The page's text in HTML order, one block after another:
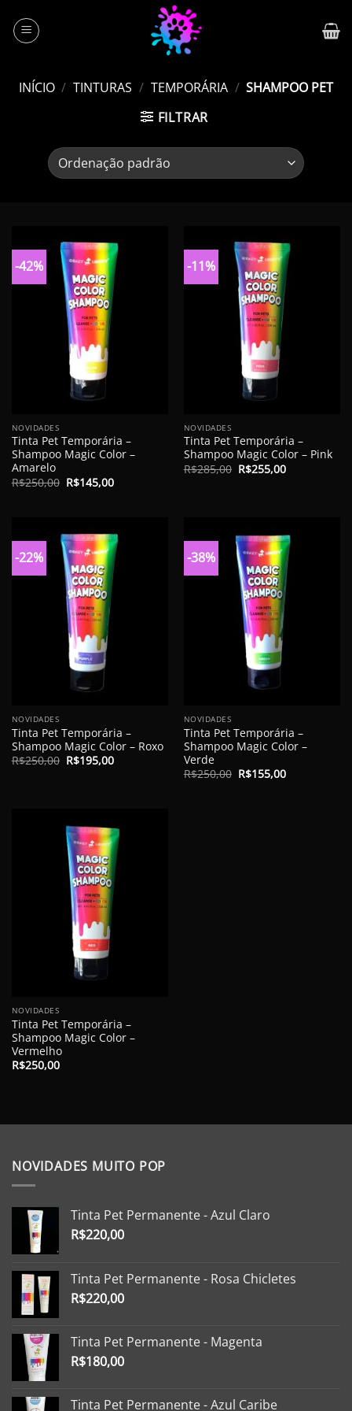
content
INÍCIO / TINTURAS / TEMPORÁRIA / SHAMPOO PET
FILTRAR
-42%
NOVIDADES
Tinta Pet Temporária –
Shampoo Magic Color –
Amarelo
R$250,00 O
preço
R$145,00O
preço
-11%
NOVIDADES
Tinta Pet Temporária –
Shampoo Magic Color – Pink
R$285,00 O
preço
R$255,00O
preço
-22%
NOVIDADES
Tinta Pet Temporária –
Shampoo Magic Color – Roxo
R$250,00 O
preço
R$195,00O
preço
-38%
NOVIDADES
Tinta Pet Temporária –
Shampoo Magic Color –
Verde
R$250,00 O
preço
R$155,00O
preço
NOVIDADES
Tinta Pet Temporária –
Shampoo Magic Color –
Vermelho
R$250,00
NOVIDADES MUITO POP
Tinta Pet Permanente - Azul Claro
R$220,00
Tinta Pet Permanente - Rosa Chicletes
R$220,00
Tinta Pet Permanente - Magenta
R$180,00
Tinta Pet Permanente - Azul Caribe